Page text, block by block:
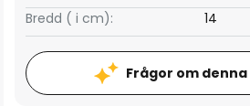
Bredd ( i cm): 14
Frågor om